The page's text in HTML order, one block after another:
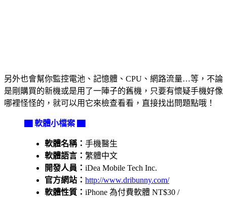
另外也會幫你監控電池、記憶體、CPU、網路流量…等，不論
是剛購買的新機或是用了一陣子的舊機，只要有懷疑手機好像
哪裡怪怪的，就可以用它來檢查看看，直接找出問題點哦！
▇ 軟體小檔案 ▇
軟體名稱： 手機醫生
軟體語言： 繁體中文
開發人員： iDea Mobile Tech Inc.
官方網站： http://www.dribunny.com/
軟體性質： iPhone 為付費軟體 NT$30 /